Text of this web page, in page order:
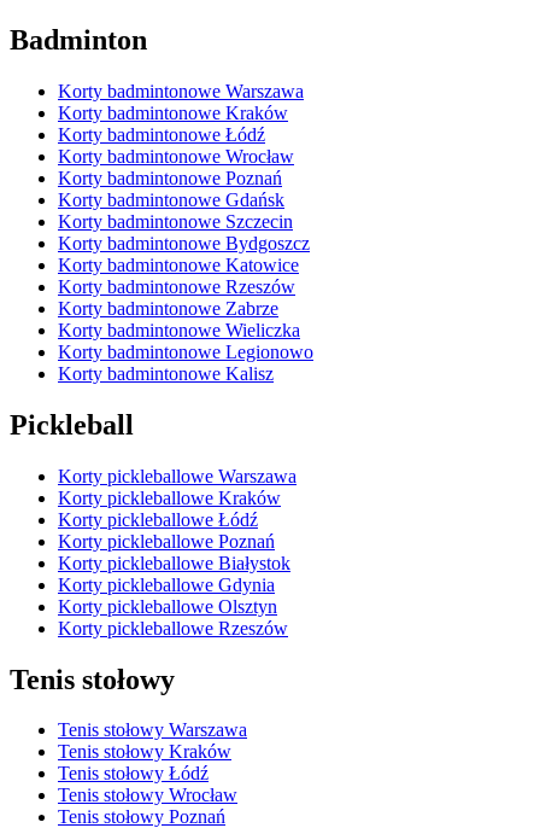
Badminton
Korty badmintonowe Warszawa
Korty badmintonowe Kraków
Korty badmintonowe Łódź
Korty badmintonowe Wrocław
Korty badmintonowe Poznań
Korty badmintonowe Gdańsk
Korty badmintonowe Szczecin
Korty badmintonowe Bydgoszcz
Korty badmintonowe Katowice
Korty badmintonowe Rzeszów
Korty badmintonowe Zabrze
Korty badmintonowe Wieliczka
Korty badmintonowe Legionowo
Korty badmintonowe Kalisz
Pickleball
Korty pickleballowe Warszawa
Korty pickleballowe Kraków
Korty pickleballowe Łódź
Korty pickleballowe Poznań
Korty pickleballowe Białystok
Korty pickleballowe Gdynia
Korty pickleballowe Olsztyn
Korty pickleballowe Rzeszów
Tenis stołowy
Tenis stołowy Warszawa
Tenis stołowy Kraków
Tenis stołowy Łódź
Tenis stołowy Wrocław
Tenis stołowy Poznań